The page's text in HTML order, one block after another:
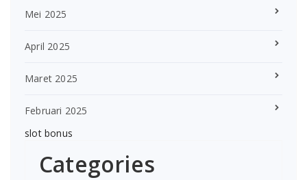
Mei 2025
April 2025
Maret 2025
Februari 2025
slot bonus
Categories